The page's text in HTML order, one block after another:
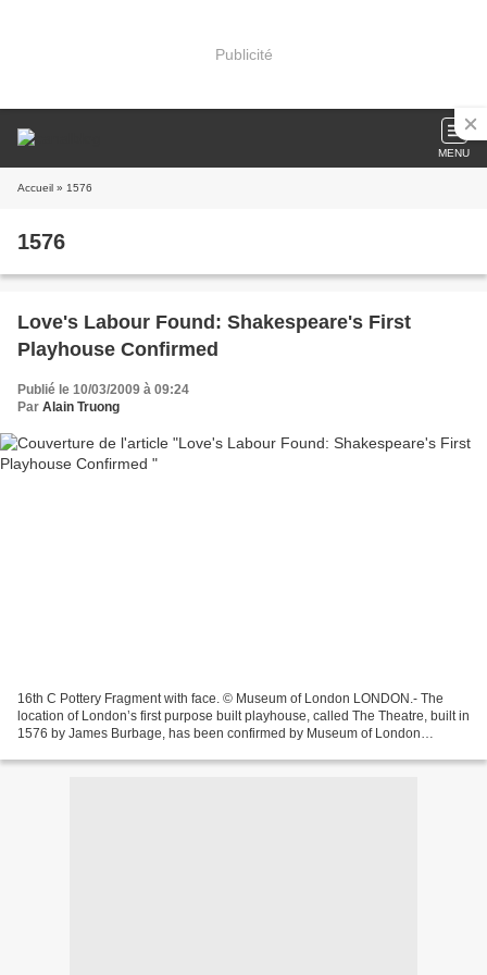
Publicité
MENU
Accueil » 1576
1576
Love's Labour Found: Shakespeare's First
Playhouse Confirmed
Publié le 10/03/2009 à 09:24
Par Alain Truong
16th C Pottery Fragment with face. © Museum of London LONDON.- The
location of London’s first purpose built playhouse, called The Theatre, built in
1576 by James Burbage, has been confirmed by Museum of London